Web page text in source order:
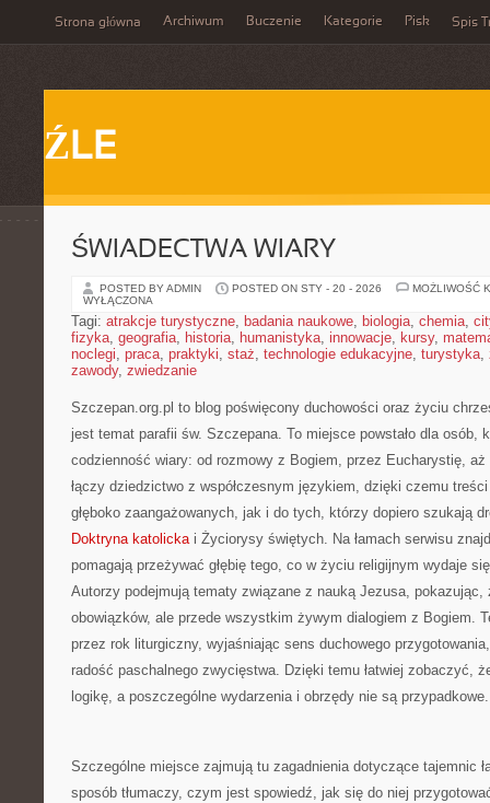
Strona główna Archiwum Buczenie Kategorie Pisk Spis
ŹLE
ŚWIADECTWA WIARY
POSTED BY ADMIN POSTED ON STY - 20 - 2026
MOŻLIWOŚĆ
WYŁĄCZONA
Tagi: atrakcje turystyczne, badania naukowe, biologia, chemia,
fizyka, geografia, historia, humanistyka, innowacje, kursy,
noclegi, praca, praktyki, staż, technologie edukacyjne, turystyka,
zawody, zwiedzanie
Szczepan.org.pl to blog poświęcony duchowości oraz życiu
jest temat parafii św. Szczepana. To miejsce powstało dla osób,
codzienność wiary: od rozmowy z Bogiem, przez Eucharystię, aż
łączy dziedzictwo z współczesnym językiem, dzięki czemu
głęboko zaangażowanych, jak i do tych, którzy dopiero szukają
Doktryna katolickai Życiorysy świętych. Na łamach serwisu
pomagają przeżywać głębię tego, co w życiu religijnym wydaje
Autorzy podejmują tematy związane z nauką Jezusa,
obowiązków, ale przede wszystkim żywym dialogiem z Bogiem.
przez rok liturgiczny, wyjaśniając sens duchowego
radość paschalnego zwycięstwa. Dzięki temu łatwiej zobaczyć,
logikę, a poszczególne wydarzenia i obrzędy nie są przypadkowe.
Szczególne miejsce zajmują tu zagadnienia dotyczące tajemnic
sposób tłumaczy, czym jest spowiedź, jak się do niej